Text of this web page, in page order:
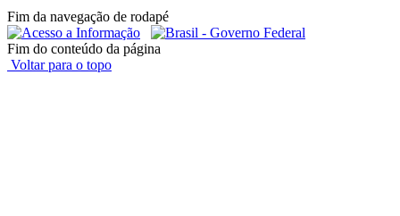
Fim da navegação de rodapé
Fim do conteúdo da página
Voltar para o topo